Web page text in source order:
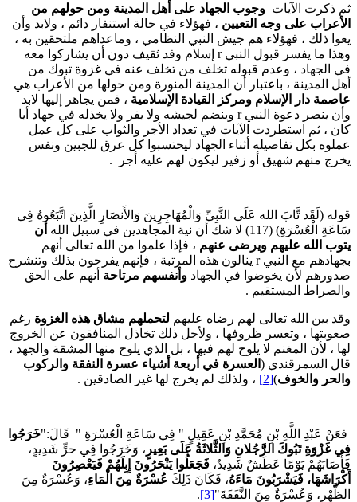
ذكرت الآياتوجوب الجهاد على أهل المدينة ومن حولهم من
على وجه التعيين، فهؤلاء في حالة استنفار دائم ، ولابد وأن
ذلك ، فهؤلاء هم جيش النبي النظامي ، وماعداهم ملتحقين به ،
وهذا ما يفسر قبول النبي r إسلام وفد ثقيف دون أن يشاركوا معه
الجهاد ، وعدم قبوله تخلف من تخلف عنه في غزوة تبوك من
المدينة ، باعتبار أن المدينة المنورة ومن حولها من الأعراب هي
دار الإسلام ومركز القيادة الإسلامية، فمن يجاهر إليها لابد
وأن ينصر دعوة النبي r وينضم لجيشه ولا يفر ولا يخذله في جهاد أيا
، ثم استطردت الآيات في تعداد الأجر والثواب على كل عمل
بكل تفاصيله أثناء الجهاد ليحتسبوا كل عرق للجبين ونفس
منهم شهيق أو زفير ليكون لهم عليه أجر .
(لَقَد تَّابَ الله عَلَى النَّبِيِّ وَالْمُهَاجِرِينَ وَالأَنصَارِ الَّذِينَ اتَّبَعُوهُ فِي
الْعُسْرَةِ) (117) لا شك أن نية المجاهدين في سبيل الله
أن
الله عليهم ويرضى عنهم، فإذا علموا من الله تعالى أنهم
بجهادهم مع النبي r ينالون هذه المرتبة ، فإنهم يفرحون بذلك وتنشرح
لأن يخوضوا في الجهادوأنفسهم مرتاحةأنهم على الحق
المستقيم .
بين الله تعالى لهم رضاه عليهملتحملهم مشاق هذه الغزوةرغم
، وتعسر ظروفها ، ولأجل ذلك تخاذل المنافقون عن الخروج
، لأن المغنم لا يلوح لهم فيها ، بل الذي يلوح منها المشقة والجهد ،
السمرقندي (العسرة في أربعة أشياء عسرة النفقة والركوب
والخوف)
[2] ، ولذلك لم يخرج لها غير الصادقين .
عَبْدِ اللَّهِ بْنِ مُحَمَّدِ بْنِ عَقِيلٍ " فِي سَاعَةِ الْعُسْرَةِ " قَالَ:"خَرَجُوا
غَزْوَةِ تَبُوكَ الرَّجُلانِ وَالثَّلاثَةُ عَلَى بَعِيرٍ، وَخَرَجُوا فِي حرٍّ شَدِيدٍ،
يَوْمًا عَطَشٌ شَدِيدٌ،فَجَعَلُوا يَنْحَرُونَ إِبِلَهُمْ فَيَعْصِرُونَ
فَيَشْرَبُونَ مَاءَهُ، فَكَانَ ذَلِكَعُسْرَةٌ مِنَ الْمَاءِ، وَعُسْرَةٌ مِنَ
وَعُسْرَةٌ مِنَ النَّفَقَةَ"[3]
.